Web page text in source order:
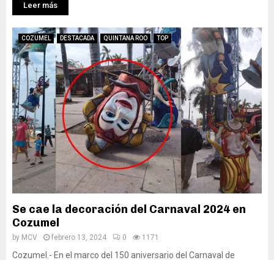
Leer más
COZUMEL DESTACADA QUINTANA ROO TOP
Se cae la decoración del Carnaval 2024 en
Cozumel
by MCV febrero 13, 2024 0 1171
Cozumel.- En el marco del 150 aniversario del Carnaval de